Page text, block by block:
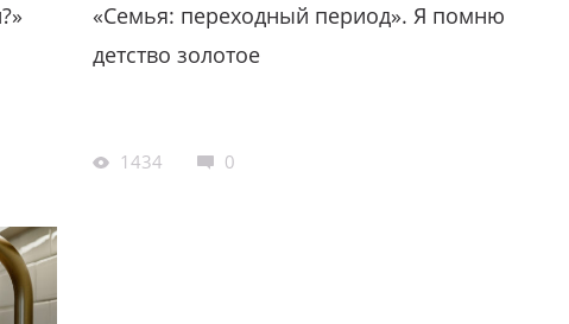
«Семья: переходный период». Я помню
детство золотое
1434 0